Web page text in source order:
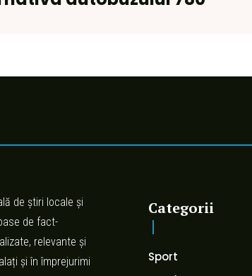
de știri locale și
de fact-
relevante și
și în împrejurimi
Categorii
Sport